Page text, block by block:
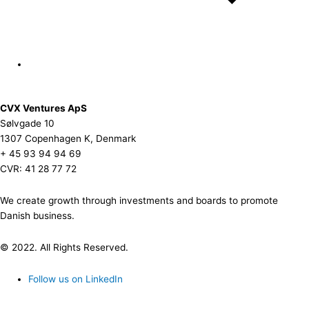
CVX Ventures ApS
Sølvgade 10
1307 Copenhagen K, Denmark
+ 45 93 94 94 69
CVR: 41 28 77 72
We create growth through investments and boards to promote
Danish business.
© 2022. All Rights Reserved.
Follow us on LinkedIn